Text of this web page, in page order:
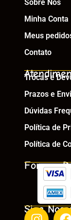
Sobre Nós
Minha Conta
Meus
Contato
Trocas e
Prazos e
Dúvidas
Política de
Política de
Formas
Siga